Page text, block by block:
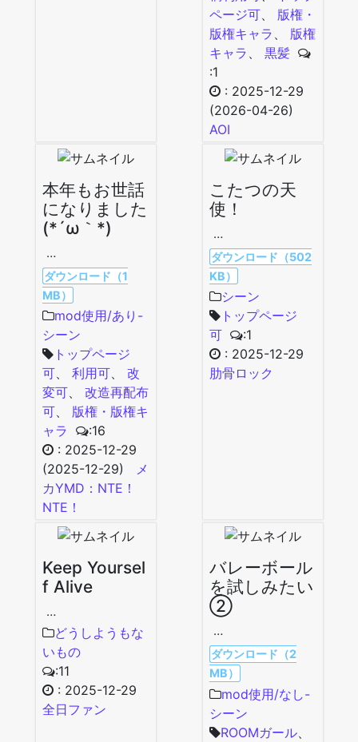
ページ可、 版権・
版権キャラ
版権
キャラ
黒髪
:1
: 2025-12-29
(2026-04-26)
AOI
本年もお世話
になりました
(*´ω｀*)
…
ダウンロード（1
MB）
mod使用/あり-
シーン
トップページ
可、 利用可、 改
変可、 改造再配布
可、 版権・版権キ
ャラ
:16
: 2025-12-29
(2025-12-29)
メ
カYMD：NTE！
NTE！
こたつの天
使！
…
ダウンロード（502
KB）
シーン
トップページ
可
:1
: 2025-12-29
肋骨ロック
Keep Yoursel
f Alive
…
どうしようもな
いもの
:11
: 2025-12-29
全日ファン
バレーボール
を試しみたい
②
…
ダウンロード（2
MB）
mod使用/なし-
シーン
ROOMガール、